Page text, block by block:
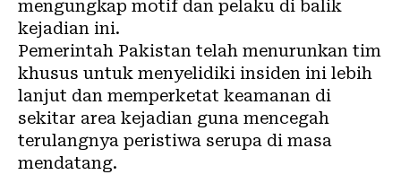
mengungkap motif dan pelaku di balik
kejadian ini.
Pemerintah Pakistan telah menurunkan tim
khusus untuk menyelidiki insiden ini lebih
lanjut dan memperketat keamanan di
sekitar area kejadian guna mencegah
terulangnya peristiwa serupa di masa
mendatang.